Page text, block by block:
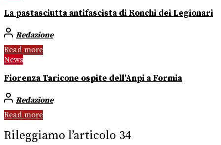
La pastasciutta antifascista di Ronchi dei Legionari
Redazione
Read more
News
Fiorenza Taricone ospite dell’Anpi a Formia
Redazione
Read more
Rileggiamo l’articolo 34